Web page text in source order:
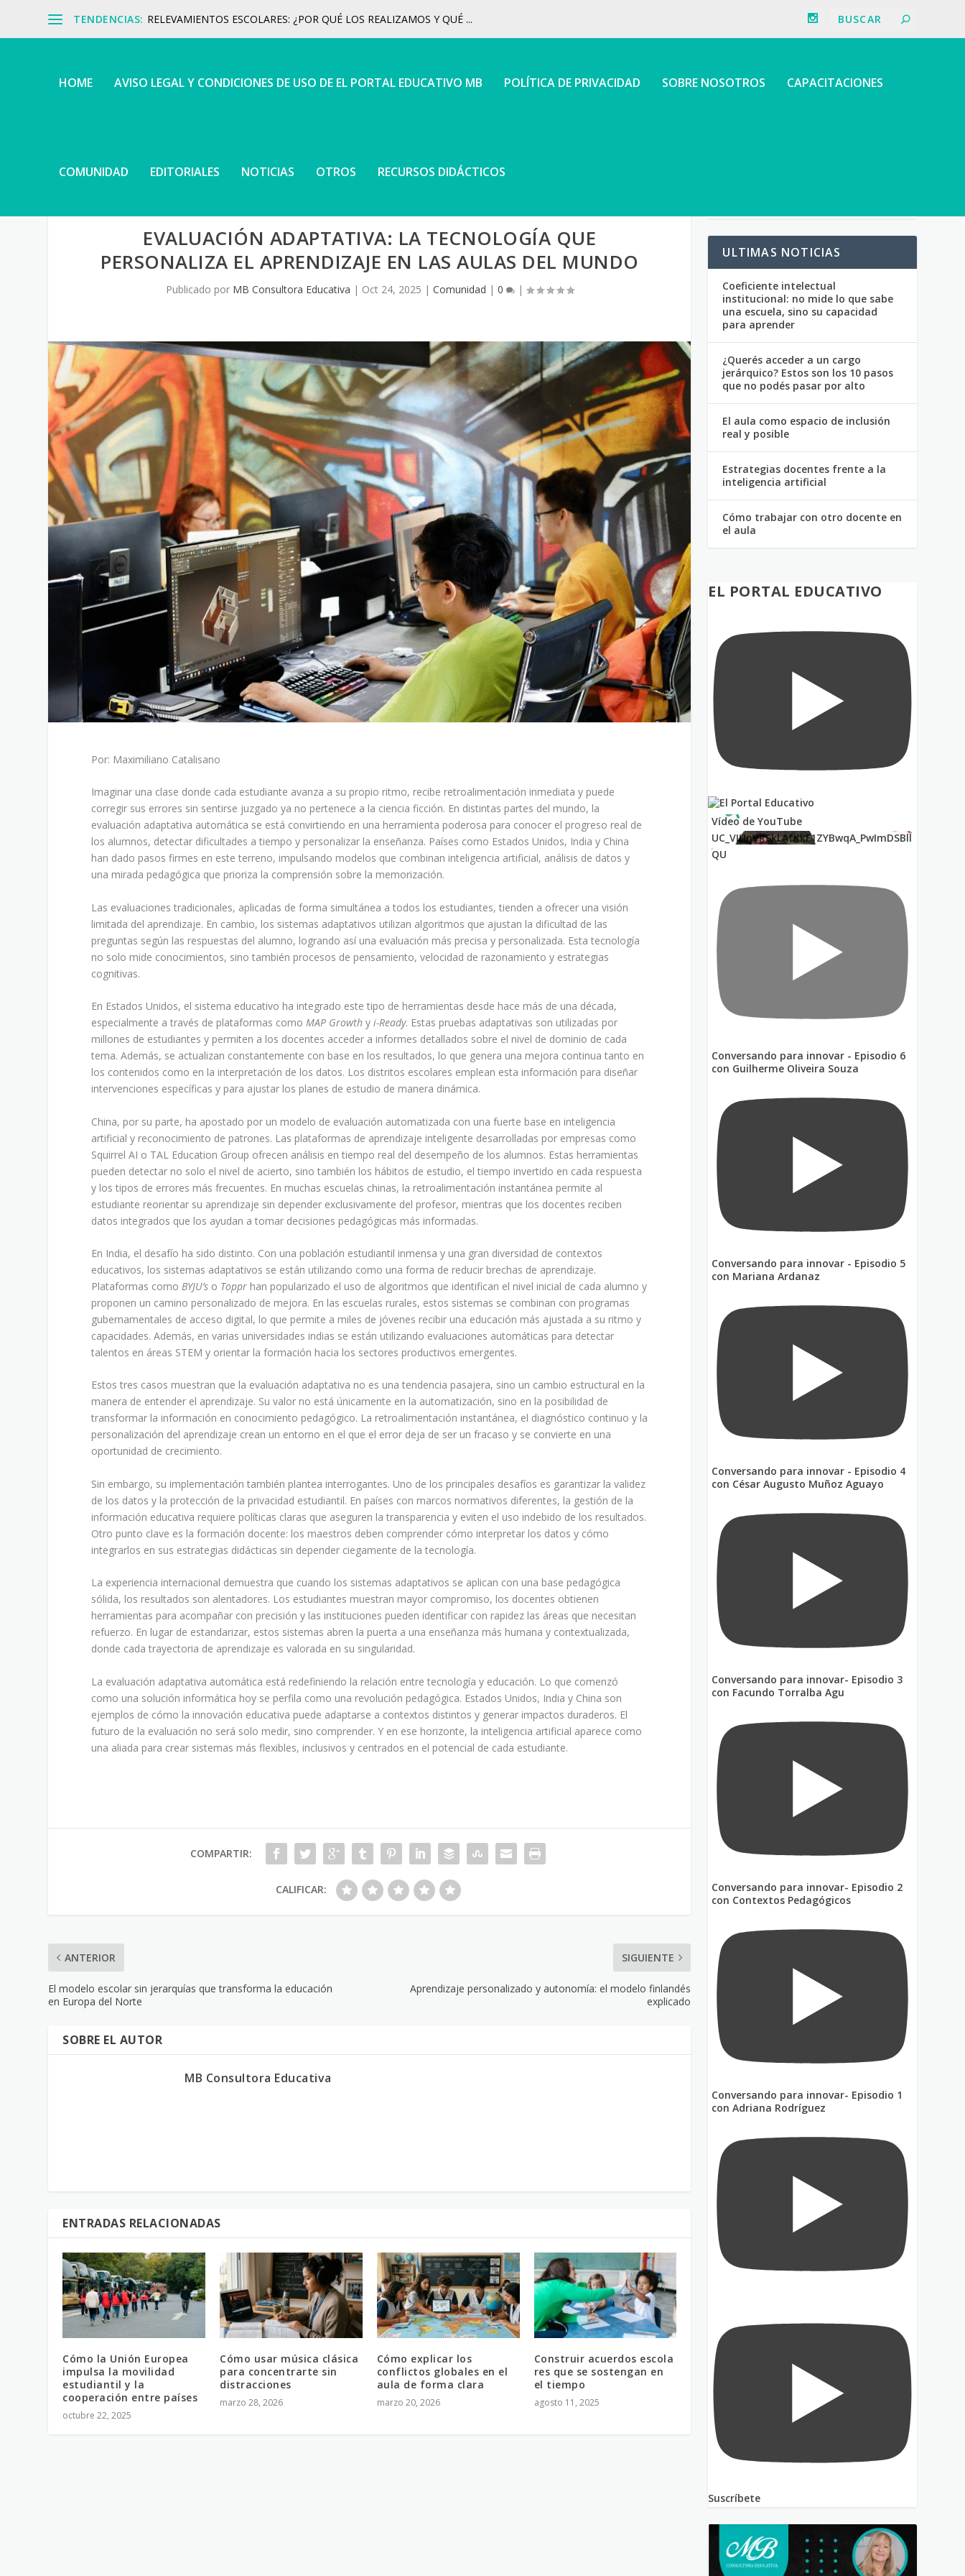
TENDENCIAS: RELEVAMIENTOS ESCOLARES: ¿POR QUÉ LOS REALIZAMOS Y QUÉ ...
HOME AVISO LEGAL Y CONDICIONES DE USO DE EL PORTAL EDUCATIVO MB POLÍTICA DE PRIVACIDAD SOBRE NOSOTROS CAPACITACIONES
COMUNIDAD EDITORIALES NOTICIAS OTROS RECURSOS DIDÁCTICOS
EVALUACIÓN ADAPTATIVA: LA TECNOLOGÍA QUE
PERSONALIZA EL APRENDIZAJE EN LAS AULAS DEL MUNDO
Publicado por MB Consultora Educativa | Oct 24, 2025 | Comunidad | 0 |
Por: Maximiliano Catalisano
Imaginar una clase donde cada estudiante avanza a su propio ritmo, recibe retroalimentación inmediata y puede
corregir sus errores sin sentirse juzgado ya no pertenece a la ciencia ficción. En distintas partes del mundo, la
evaluación adaptativa automática se está convirtiendo en una herramienta poderosa para conocer el progreso real de
los alumnos, detectar dificultades a tiempo y personalizar la enseñanza. Países como Estados Unidos, India y China
han dado pasos firmes en este terreno, impulsando modelos que combinan inteligencia artificial, análisis de datos y
una mirada pedagógica que prioriza la comprensión sobre la memorización.
Las evaluaciones tradicionales, aplicadas de forma simultánea a todos los estudiantes, tienden a ofrecer una visión
limitada del aprendizaje. En cambio, los sistemas adaptativos utilizan algoritmos que ajustan la dificultad de las
preguntas según las respuestas del alumno, logrando así una evaluación más precisa y personalizada. Esta tecnología
no solo mide conocimientos, sino también procesos de pensamiento, velocidad de razonamiento y estrategias
cognitivas.
En Estados Unidos, el sistema educativo ha integrado este tipo de herramientas desde hace más de una década,
especialmente a través de plataformas comoMAP Growth yi-Ready. Estas pruebas adaptativas son utilizadas por
millones de estudiantes y permiten a los docentes acceder a informes detallados sobre el nivel de dominio de cada
tema. Además, se actualizan constantemente con base en los resultados, lo que genera una mejora continua tanto en
los contenidos como en la interpretación de los datos. Los distritos escolares emplean esta información para diseñar
intervenciones específicas y para ajustar los planes de estudio de manera dinámica.
China, por su parte, ha apostado por un modelo de evaluación automatizada con una fuerte base en inteligencia
artificial y reconocimiento de patrones. Las plataformas de aprendizaje inteligente desarrolladas por empresas como
Squirrel AI o TAL Education Group ofrecen análisis en tiempo real del desempeño de los alumnos. Estas herramientas
pueden detectar no solo el nivel de acierto, sino también los hábitos de estudio, el tiempo invertido en cada respuesta
y los tipos de errores más frecuentes. En muchas escuelas chinas, la retroalimentación instantánea permite al
estudiante reorientar su aprendizaje sin depender exclusivamente del profesor, mientras que los docentes reciben
datos integrados que los ayudan a tomar decisiones pedagógicas más informadas.
En India, el desafío ha sido distinto. Con una población estudiantil inmensa y una gran diversidad de contextos
educativos, los sistemas adaptativos se están utilizando como una forma de reducir brechas de aprendizaje.
Plataformas comoBYJU’s o Toppr han popularizado el uso de algoritmos que identifican el nivel inicial de cada alumno y
proponen un camino personalizado de mejora. En las escuelas rurales, estos sistemas se combinan con programas
gubernamentales de acceso digital, lo que permite a miles de jóvenes recibir una educación más ajustada a su ritmo y
capacidades. Además, en varias universidades indias se están utilizando evaluaciones automáticas para detectar
talentos en áreas STEM y orientar la formación hacia los sectores productivos emergentes.
Estos tres casos muestran que la evaluación adaptativa no es una tendencia pasajera, sino un cambio estructural en la
manera de entender el aprendizaje. Su valor no está únicamente en la automatización, sino en la posibilidad de
transformar la información en conocimiento pedagógico. La retroalimentación instantánea, el diagnóstico continuo y la
personalización del aprendizaje crean un entorno en el que el error deja de ser un fracaso y se convierte en una
oportunidad de crecimiento.
Sin embargo, su implementación también plantea interrogantes. Uno de los principales desafíos es garantizar la validez
de los datos y la protección de la privacidad estudiantil. En países con marcos normativos diferentes, la gestión de la
información educativa requiere políticas claras que aseguren la transparencia y eviten el uso indebido de los resultados.
Otro punto clave es la formación docente: los maestros deben comprender cómo interpretar los datos y cómo
integrarlos en sus estrategias didácticas sin depender ciegamente de la tecnología.
La experiencia internacional demuestra que cuando los sistemas adaptativos se aplican con una base pedagógica
sólida, los resultados son alentadores. Los estudiantes muestran mayor compromiso, los docentes obtienen
herramientas para acompañar con precisión y las instituciones pueden identificar con rapidez las áreas que necesitan
refuerzo. En lugar de estandarizar, estos sistemas abren la puerta a una enseñanza más humana y contextualizada,
donde cada trayectoria de aprendizaje es valorada en su singularidad.
La evaluación adaptativa automática está redefiniendo la relación entre tecnología y educación. Lo que comenzó
como una solución informática hoy se perfila como una revolución pedagógica. Estados Unidos, India y China son
ejemplos de cómo la innovación educativa puede adaptarse a contextos distintos y generar impactos duraderos. El
futuro de la evaluación no será solo medir, sino comprender. Y en ese horizonte, la inteligencia artificial aparece como
una aliada para crear sistemas más flexibles, inclusivos y centrados en el potencial de cada estudiante.
COMPARTIR:
CALIFICAR:
ANTERIOR
El modelo escolar sin jerarquías que transforma la educación
en Europa del Norte
SIGUIENTE
Aprendizaje personalizado y autonomía: el modelo finlandés
explicado
SOBRE EL AUTOR
MB Consultora Educativa
ENTRADAS RELACIONADAS
Cómo la Unión Europea
impulsa la movilidad
estudiantil y la
cooperación entre países
octubre 22, 2025
Cómo usar música clásica
para concentrarte sin
distracciones
marzo 28, 2026
Cómo explicar los
conflictos globales en el
aula de forma clara
marzo 20, 2026
Construir acuerdos escola
res que se sostengan en
el tiempo
agosto 11, 2025
ULTIMAS NOTICIAS
Coeficiente intelectual
institucional: no mide lo que sabe
una escuela, sino su capacidad
para aprender
¿Querés acceder a un cargo
jerárquico? Estos son los 10 pasos
que no podés pasar por alto
El aula como espacio de inclusión
real y posible
Estrategias docentes frente a la
inteligencia artificial
Cómo trabajar con otro docente en
el aula
EL PORTAL EDUCATIVO
Vídeo de YouTube
UC_VIUnVRSkLAfKkF1ZYBwqA_PwImDSBll
QU
Conversando para innovar - Episodio 6
con Guilherme Oliveira Souza
Conversando para innovar - Episodio 5
con Mariana Ardanaz
Conversando para innovar - Episodio 4
con César Augusto Muñoz Aguayo
Conversando para innovar- Episodio 3
con Facundo Torralba Agu
Conversando para innovar- Episodio 2
con Contextos Pedagógicos
Conversando para innovar- Episodio 1
con Adriana Rodríguez
Suscríbete